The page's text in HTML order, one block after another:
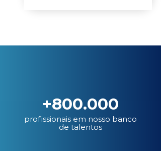
+800.000
profissionais em nosso banco
de talentos